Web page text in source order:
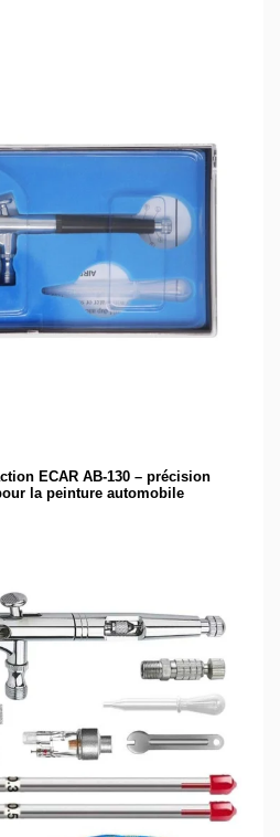
ECAR AB-130 – précision
la peinture automobile